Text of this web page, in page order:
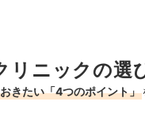
リニックの選
きたい「4つのポイント」